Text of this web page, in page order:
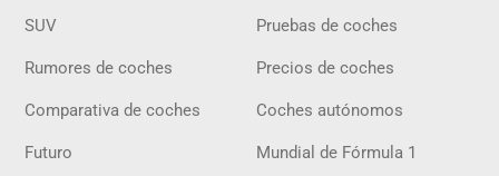
SUV Pruebas de coches
Rumores de coches Precios de coches
Comparativa de coches Coches autónomos
Futuro Mundial de Fórmula 1